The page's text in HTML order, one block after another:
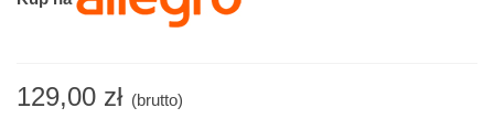
129,00 zł (brutto)